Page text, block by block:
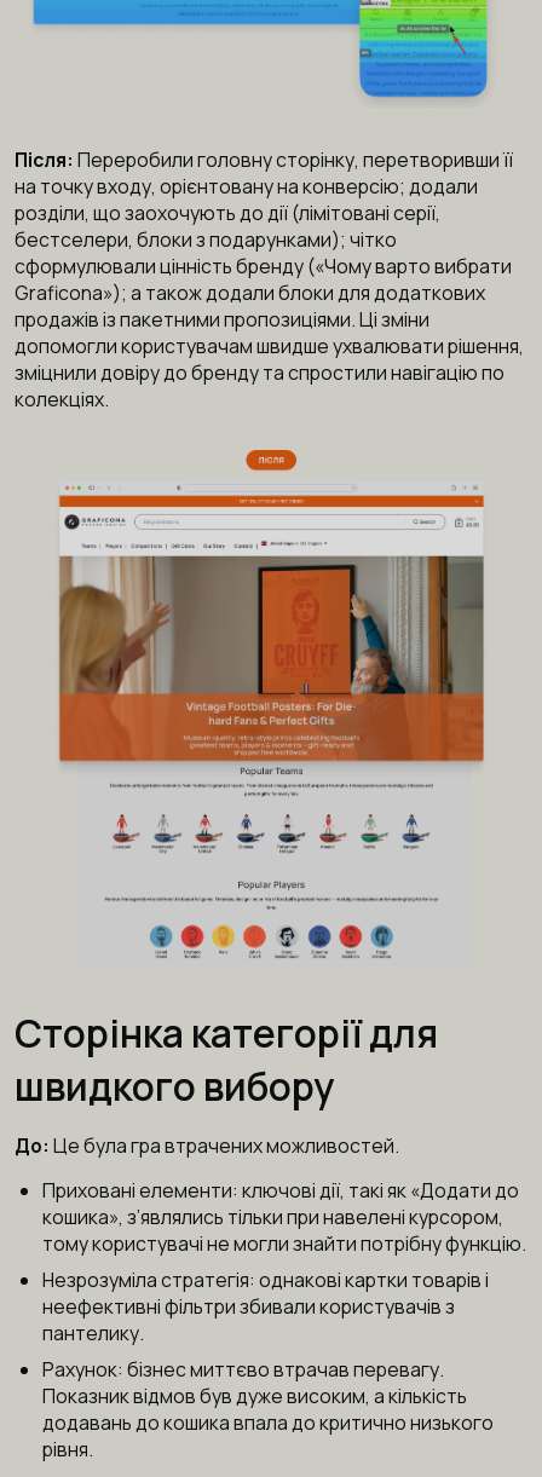
Після: Переробили головну сторінку, перетворивши її
на точку входу, орієнтовану на конверсію; додали
розділи, що заохочують до дії (лімітовані серії,
бестселери, блоки з подарунками); чітко
сформулювали цінність бренду («Чому варто вибрати
Graficona»); а також додали блоки для додаткових
продажів із пакетними пропозиціями. Ці зміни
допомогли користувачам швидше ухвалювати рішення,
зміцнили довіру до бренду та спростили навігацію по
колекціях.
Сторінка категорії для
швидкого вибору
До: Це була гра втрачених можливостей.
Приховані елементи: ключові дії, такі як «Додати до
кошика», з’являлись тільки при навелені курсором,
тому користувачі не могли знайти потрібну функцію.
Незрозуміла стратегія: однакові картки товарів і
неефективні фільтри збивали користувачів з
пантелику.
Рахунок: бізнес миттєво втрачав перевагу.
Показник відмов був дуже високим, а кількість
додавань до кошика впала до критично низького
рівня.